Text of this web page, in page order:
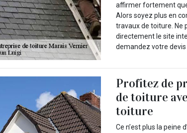
affirmer fortement
Alors soyez plus en
travaux de toiture. Ne
directement le site
demandez votre devis
Profitez de
de toiture
toiture
Ce n’est plus la peine